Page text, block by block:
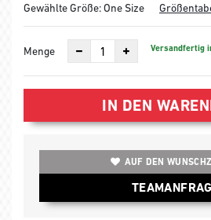
Gewählte Größe:One Size
Menge Versandfertig
IN DEN
AUF DEN